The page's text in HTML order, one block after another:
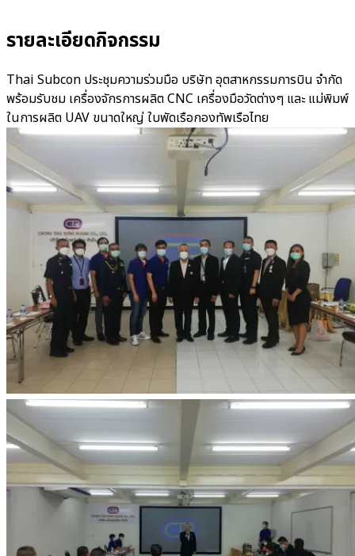
รายละเอียดกิจกรรม
Thai Subcon ประชุมความร่วมมือ บริษัท อุตสาหกรรมการบิน จำกัด
พร้อมรับชม เครื่องจักรการผลิต CNC เครื่องมือวัดต่างๆ และ แม่พิมพ์
ในการผลิต UAV ขนาดใหญ่ ใบพัดเรือกองทัพเรือไทย